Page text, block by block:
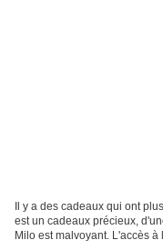
Il y a des cadeaux qui ont
est un cadeaux précieux,
Milo est malvoyant. L'accès